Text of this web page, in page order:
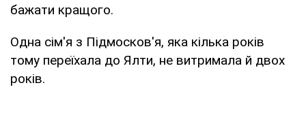
бажати кращого.
Одна сім'я з Підмосков'я, яка кілька років
тому переїхала до Ялти, не витримала й двох
років.